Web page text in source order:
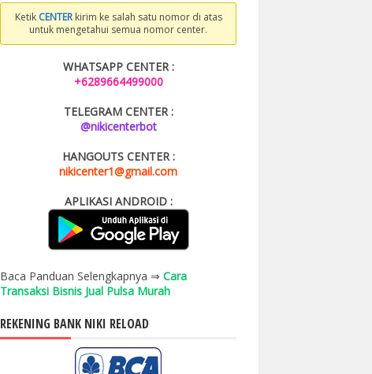
Ketik CENTERkirim ke salah satu nomor di atas
untuk mengetahui semua nomor center.
WHATSAPP CENTER :
+6289664499000
TELEGRAM CENTER :
@nikicenterbot
HANGOUTS CENTER :
nikicenter1@gmail.com
APLIKASI ANDROID :
Baca Panduan Selengkapnya ⇒ Cara
Transaksi Bisnis Jual Pulsa Murah
REKENING BANK NIKI RELOAD